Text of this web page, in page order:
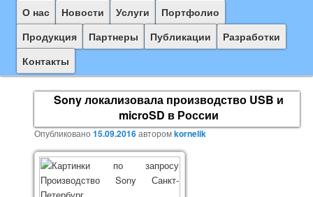
Главное
меню
Перейти
к
основному
содержимому
О нас Новости Услуги
Портфолио
Продукция
Партнеры Публикации
Разработки
Контакты
Sony локализовала производство USB и
microSD в России
Опубликовано15.09.2016авторомkornelik